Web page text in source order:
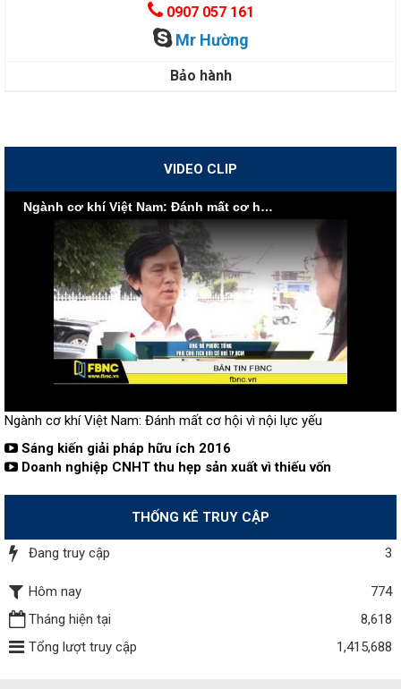
0907 057 161
Mr Hường
Bảo hành
VIDEO CLIP
Ngành cơ khí Việt Nam: Đánh mất cơ hội vì nội lực yếu
Ngành cơ khí Việt Nam: Đánh mất cơ hội vì nội lực yếu
Sáng kiến giải pháp hữu ích 2016
Doanh nghiệp CNHT thu hẹp sản xuất vì thiếu vốn
THỐNG KÊ TRUY CẬP
Đang truy cập 3
Hôm nay
774
Tháng hiện tại
8,618
Tổng lượt truy cập
1,415,688